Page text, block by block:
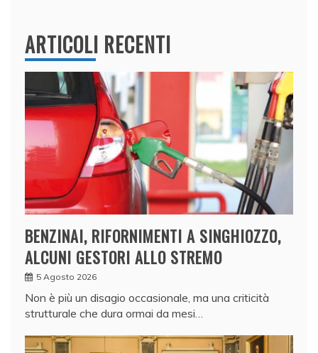
ARTICOLI RECENTI
BENZINAI, RIFORNIMENTI A SINGHIOZZO,
ALCUNI GESTORI ALLO STREMO
5 Agosto 2026
Non è più un disagio occasionale, ma una criticità
strutturale che dura ormai da mesi…